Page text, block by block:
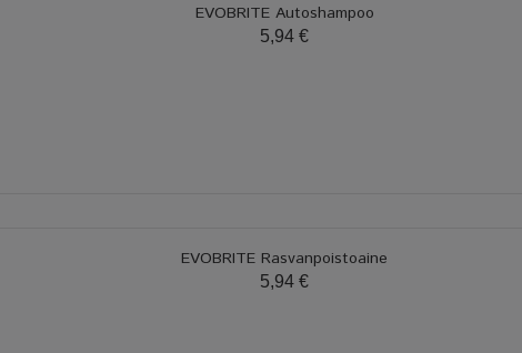
EVOBRITE Autoshampoo
5,94 €
EVOBRITE Rasvanpoistoaine
5,94 €